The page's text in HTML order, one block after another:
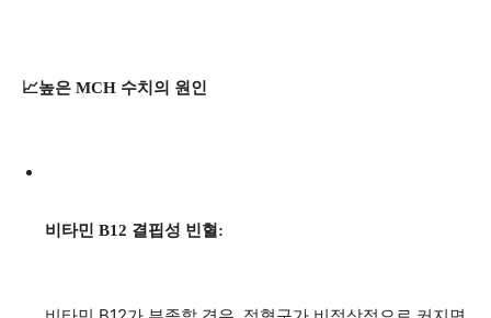
📈높은 MCH 수치의 원인
비타민 B12 결핍성 빈혈: